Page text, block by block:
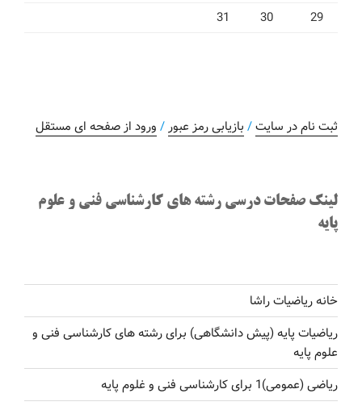
29
30
31
ثبت نام در سایت/ بازیابی رمز عبور / ورود از صفحه ای مستقل
لینک صفحات درسی رشته های کارشناسی فنی و علوم
پایه
خانه ریاضیات راشا
ریاضیات پایه (پیش دانشگاهی) برای رشته های کارشناسی فنی و
علوم پایه
ریاضی (عمومی)1 برای کارشناسی فنی و غلوم پایه